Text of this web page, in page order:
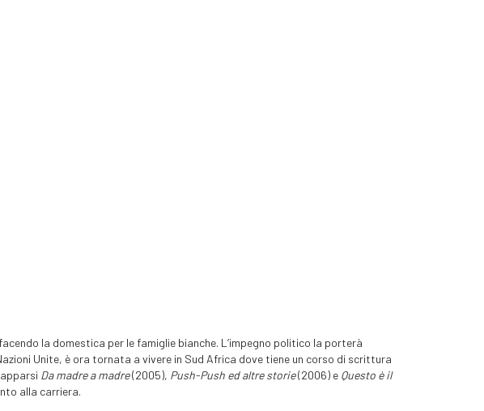
la domestica per le famiglie bianche. L’impegno politico la porterà
Unite, è ora tornata a vivere in Sud Africa dove tiene un corso di scrittura
Da madre a madre(2005), Push-Push ed altre storie(2006) e Questo è il
alla carriera.